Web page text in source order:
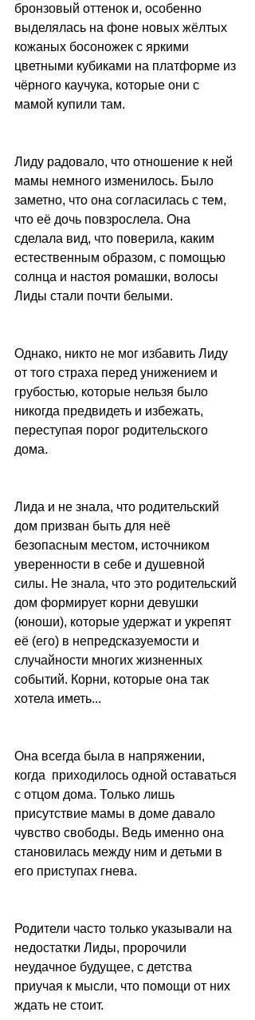
бронзовый оттенок и, особенно
выделялась на фоне новых жёлтых
кожаных босоножек с яркими
цветными кубиками на платформе из
чёрного каучука, которые они с
мамой купили там.
Лиду радовало, что отношение к ней
мамы немного изменилось. Было
заметно, что она согласилась с тем,
что её дочь повзрослела. Она
сделала вид, что поверила, каким
естественным образом, с помощью
солнца и настоя ромашки, волосы
Лиды стали почти белыми.
Однако, никто не мог избавить Лиду
от того страха перед унижением и
грубостью, которые нельзя было
никогда предвидеть и избежать,
переступая порог родительского
дома.
Лида и не знала, что родительский
дом призван быть для неё
безопасным местом, источником
уверенности в себе и душевной
силы. Не знала, что это родительский
дом формирует корни девушки
(юноши), которые удержат и укрепят
её (его) в непредсказуемости и
случайности многих жизненных
событий. Корни, которые она так
хотела иметь...
Она всегда была в напряжении,
когда  приходилось одной оставаться
с отцом дома. Только лишь
присутствие мамы в доме давало
чувство свободы. Ведь именно она
становилась между ним и детьми в
его приступах гнева.
Родители часто только указывали на
недостатки Лиды, пророчили
неудачное будущее, с детства
приучая к мысли, что помощи от них
ждать не стоит.